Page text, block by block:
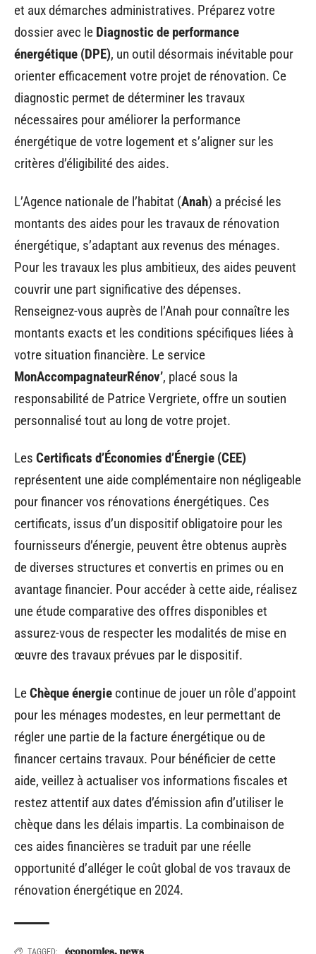
et aux démarches administratives. Préparez votre
dossier avec le Diagnostic de performance
énergétique (DPE), un outil désormais inévitable pour
orienter efficacement votre projet de rénovation. Ce
diagnostic permet de déterminer les travaux
nécessaires pour améliorer la performance
énergétique de votre logement et s’aligner sur les
critères d’éligibilité des aides.
L’Agence nationale de l’habitat (Anah) a précisé les
montants des aides pour les travaux de rénovation
énergétique, s’adaptant aux revenus des ménages.
Pour les travaux les plus ambitieux, des aides peuvent
couvrir une part significative des dépenses.
Renseignez-vous auprès de l’Anah pour connaître les
montants exacts et les conditions spécifiques liées à
votre situation financière. Le service
MonAccompagnateurRénov’, placé sous la
responsabilité de Patrice Vergriete, offre un soutien
personnalisé tout au long de votre projet.
Les Certificats d’Économies d’Énergie (CEE)
représentent une aide complémentaire non négligeable
pour financer vos rénovations énergétiques. Ces
certificats, issus d’un dispositif obligatoire pour les
fournisseurs d’énergie, peuvent être obtenus auprès
de diverses structures et convertis en primes ou en
avantage financier. Pour accéder à cette aide, réalisez
une étude comparative des offres disponibles et
assurez-vous de respecter les modalités de mise en
œuvre des travaux prévues par le dispositif.
LeChèque énergie continue de jouer un rôle d’appoint
pour les ménages modestes, en leur permettant de
régler une partie de la facture énergétique ou de
financer certains travaux. Pour bénéficier de cette
aide, veillez à actualiser vos informations fiscales et
restez attentif aux dates d’émission afin d’utiliser le
chèque dans les délais impartis. La combinaison de
ces aides financières se traduit par une réelle
opportunité d’alléger le coût global de vos travaux de
rénovation énergétique en 2024.
TAGGED: